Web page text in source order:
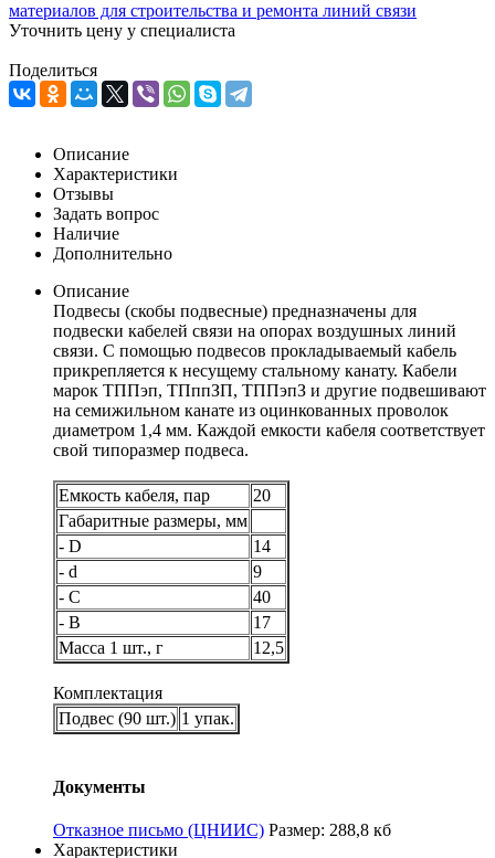
Уточнить цену у специалиста
Поделиться
Описание
Характеристики
Отзывы
Задать вопрос
Наличие
Дополнительно
Описание
Подвесы (скобы подвесные) предназначены для
подвески кабелей связи на опорах воздушных линий
связи. С помощью подвесов прокладываемый кабель
прикрепляется к несущему стальному канату. Кабели
марок ТППэп, ТПппЗП, ТППэпЗ и другие подвешивают
на семижильном канате из оцинкованных проволок
диаметром 1,4 мм. Каждой емкости кабеля соответствует
свой типоразмер подвеса.
Емкость кабеля, пар
20
Габаритные размеры, мм
- D
14
- d
9
- C
40
- B
17
Масса 1 шт., г
12,5
Комплектация
Подвес (90 шт.) 1 упак.
Документы
Отказное письмо (ЦНИИС) Размер: 288,8 кб
Характеристики